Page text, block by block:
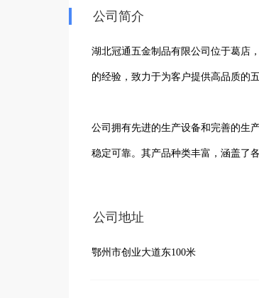
公司简介
湖北冠通五金制品有限公司位于葛店
的经验，致力于为客户提供高品质的五
公司拥有先进的生产设备和完善的生
稳定可靠。其产品种类丰富，涵盖了
公司地址
鄂州市创业大道东100米